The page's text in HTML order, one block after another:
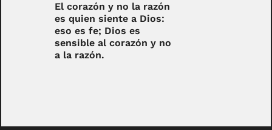
El corazón y no la razón
es quien siente a Dios:
eso es fe; Dios es
sensible al corazón y no
a la razón.